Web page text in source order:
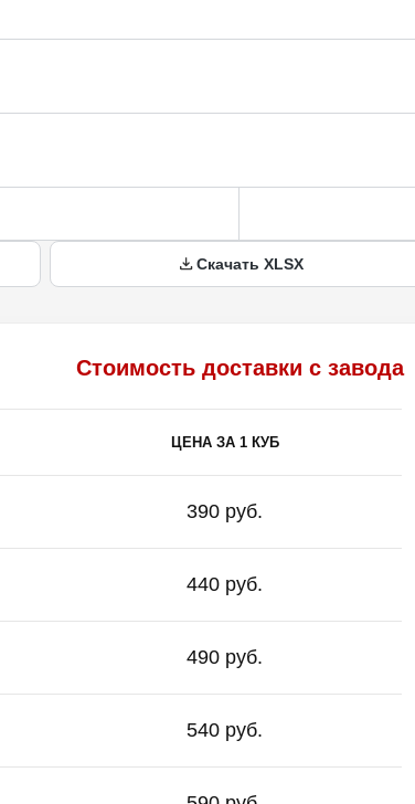
Скачать XLSX
Стоимость доставки с завода
ЦЕНА ЗА 1 КУБ
390 руб.
440 руб.
490 руб.
540 руб.